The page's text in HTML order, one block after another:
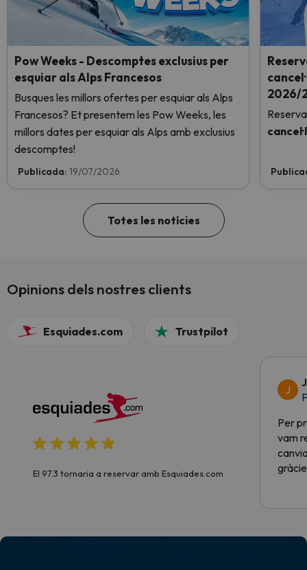
Pow Weeks - Descomptes exclusius per
esquiar als Alps Francesos
Busques les millors ofertes per esquiar als Alps
Francesos? Et presentem les Pow Weeks, les
millors dates per esquiar als Alps amb exclusius
descomptes!
Publicada: 19/07/2026
2026/
Totes les notícies
Opinions dels nostres clients
Esquiades.com Trustpilot
El 97.3 tornaria a reservar amb Esquiades.com
J
Per
vam